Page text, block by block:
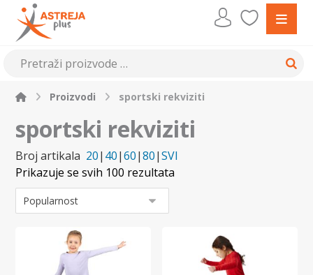
Proizvodi sportski rekviziti
sportski rekviziti
Broj artikala 20| 40|60|80|SVI
Prikazuje se svih 100 rezultata